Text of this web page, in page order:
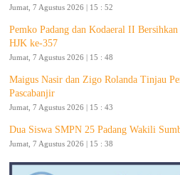
Jumat, 7 Agustus 2026 | 15 : 52
Pemko Padang dan Kodaeral II
HJK ke-357
Jumat, 7 Agustus 2026 | 15 : 48
Maigus Nasir dan Zigo Rolanda Tinjau
Pascabanjir
Jumat, 7 Agustus 2026 | 15 : 43
Dua Siswa SMPN 25 Padang Wakili
Jumat, 7 Agustus 2026 | 15 : 38